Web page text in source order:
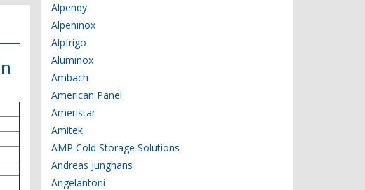
Alpendy
Alpeninox
Alpfrigo
Aluminox
Ambach
American Panel
Ameristar
Amitek
AMP Cold Storage Solutions
Andreas Junghans
Angelantoni